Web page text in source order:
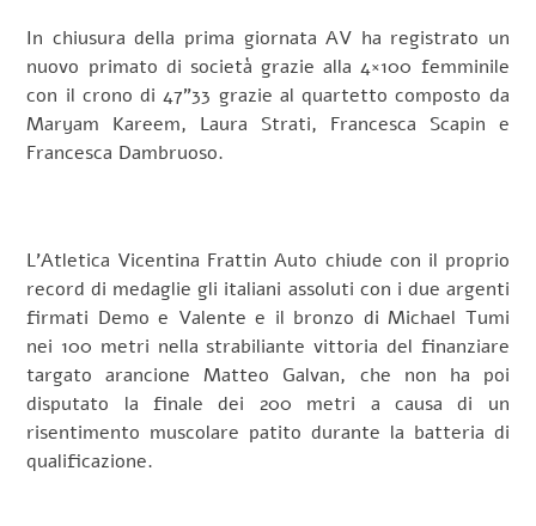
In chiusura della prima giornata AV ha registrato un
nuovo primato di società grazie alla 4×100 femminile
con il crono di 47”33 grazie al quartetto composto da
Maryam Kareem, Laura Strati, Francesca Scapin e
Francesca Dambruoso.
L’Atletica Vicentina Frattin Auto chiude con il proprio
record di medaglie gli italiani assoluti con i due argenti
firmati Demo e Valente e il bronzo di Michael Tumi
nei 100 metri nella strabiliante vittoria del finanziare
targato arancione Matteo Galvan, che non ha poi
disputato la finale dei 200 metri a causa di un
risentimento muscolare patito durante la batteria di
qualificazione.